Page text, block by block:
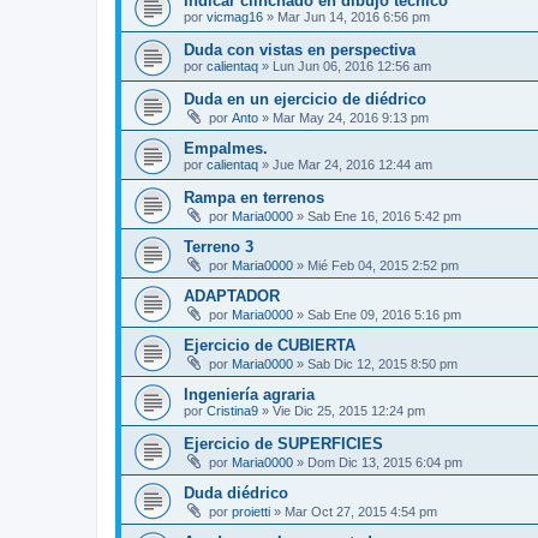
por vicmag16 » Mar Jun 14, 2016 6:56 pm
Duda con vistas en perspectiva
por calientaq » Lun Jun 06, 2016 12:56 am
Duda en un ejercicio de diédrico
por Anto » Mar May 24, 2016 9:13 pm
Empalmes.
por calientaq » Jue Mar 24, 2016 12:44 am
Rampa en terrenos
por Maria0000 » Sab Ene 16, 2016 5:42 pm
Terreno 3
por Maria0000 » Mié Feb 04, 2015 2:52 pm
ADAPTADOR
por Maria0000 » Sab Ene 09, 2016 5:16 pm
Ejercicio de CUBIERTA
por Maria0000 » Sab Dic 12, 2015 8:50 pm
Ingeniería agraria
por Cristina9 » Vie Dic 25, 2015 12:24 pm
Ejercicio de SUPERFICIES
por Maria0000 » Dom Dic 13, 2015 6:04 pm
Duda diédrico
por proietti » Mar Oct 27, 2015 4:54 pm